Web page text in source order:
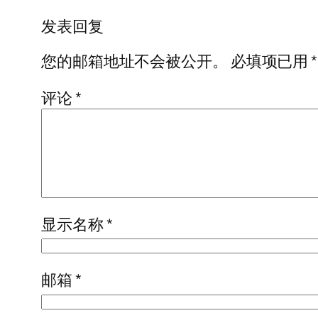
发表回复
您的邮箱地址不会被公开。
必填项已用*
评论*
显示名称*
邮箱*